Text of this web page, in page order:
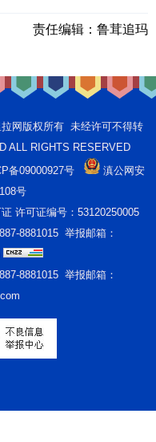
责任编辑： 鲁茸追玛
网版权所有 未经许可不得转
ALL RIGHTS RESERVED
备09000927号
滇公网安
号
许可证编号：53120250005
8881015 举报邮箱：
8881015 举报邮箱：